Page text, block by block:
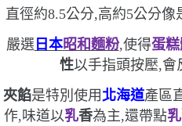
直徑約8.5公分,高約5公分像
嚴選 日本昭和麵粉,使得蛋
性以手指頭按壓,會
夾餡是特別使用 北海道產區
作,味道以乳香為主,還帶點